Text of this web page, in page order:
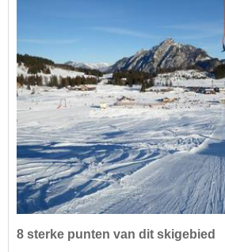
8 sterke punten van dit skigebied